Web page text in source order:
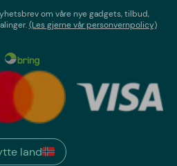
om våre nye gadgets, tilbud,
(Les gjerne vår personvernpolicy)
land